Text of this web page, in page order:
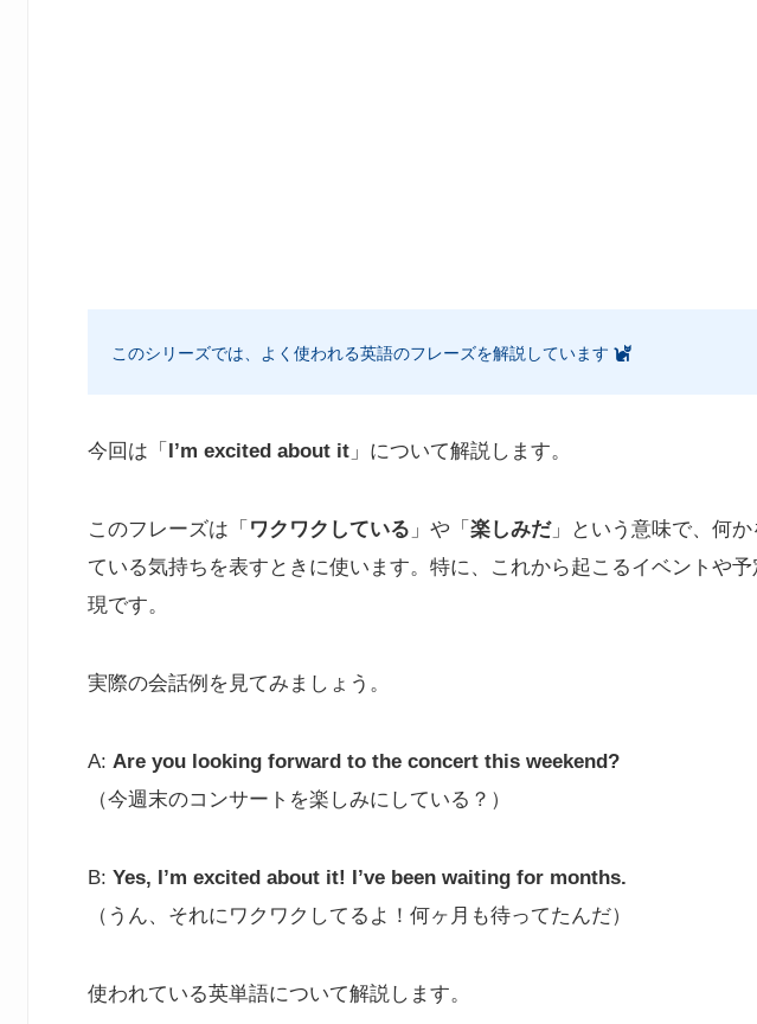
このシリーズでは、よく使われる英語のフレーズを解説しています
今回は「 I’m excited about it 」について解説します。
このフレーズは「 ワクワクしている 」や「 楽しみだ」という意味で、何
ている気持ちを表すときに使います。特に、これから起こるイベントや
現です。
実際の会話例を見てみましょう。
A: Are you looking forward to the concert this weekend?
（今週末のコンサートを楽しみにしている？）
B: Yes, I’m excited about it! I’ve been waiting for months.
（うん、それにワクワクしてるよ！何ヶ月も待ってたんだ）
使われている英単語について解説します。